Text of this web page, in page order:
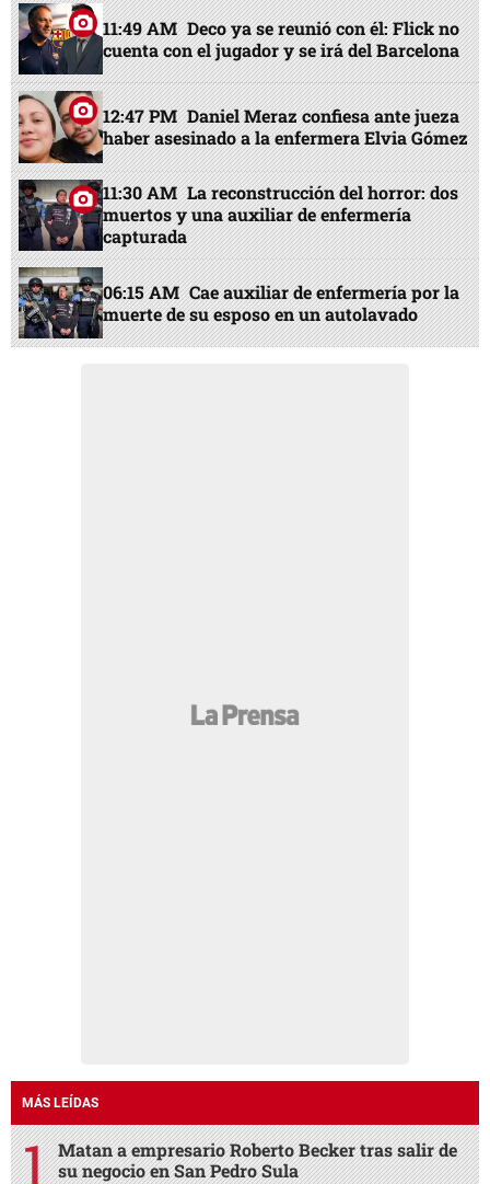
11:49 AM Deco ya se reunió con él: Flick no
cuenta con el jugador y se irá del Barcelona
12:47 PM Daniel Meraz confiesa ante jueza
haber asesinado a la enfermera Elvia Gómez
11:30 AM La reconstrucción del horror: dos
muertos y una auxiliar de enfermería
capturada
06:15 AM Cae auxiliar de enfermería por la
muerte de su esposo en un autolavado
MÁS LEÍDAS
Matan a empresario Roberto Becker tras salir de
su negocio en San Pedro Sula